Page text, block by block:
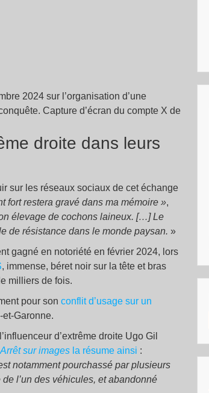
2024 sur l’organisation d’une
Capture d’écran du compte X de
droite dans leurs
sur les réseaux sociaux de cet échange
fort restera gravé dans ma mémoire »,
élevage de cochons laineux. […] Le
de résistance dans le monde paysan. »
gagné en notoriété en février 2024, lors
, immense, béret noir sur la tête et bras
milliers de fois.
pour son conflit d’usage sur un
Garonne.
d’extrême droite Ugo Gil
Arrêt sur images la résume ainsi :
notamment pourchassé par plusieurs
l’un des véhicules, et abandonné